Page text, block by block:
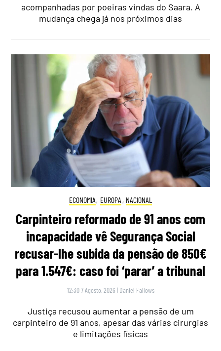
acompanhadas por poeiras vindas do Saara. A
mudança chega já nos próximos dias
ECONOMIA, EUROPA , NACIONAL
Carpinteiro reformado de 91 anos com
incapacidade vê Segurança Social
recusar-lhe subida da pensão de 850€
para 1.547€: caso foi ‘parar’ a tribunal
12:30 7 Agosto, 2026 | Daniel Fallows
Justiça recusou aumentar a pensão de um
carpinteiro de 91 anos, apesar das várias cirurgias
e limitações físicas